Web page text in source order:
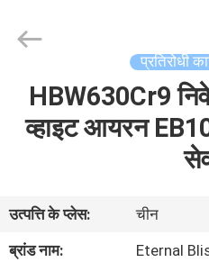
वीडियो
Casting
प्रतिरोधी
HBW630Cr9
व्हाइट आयरन
उत्पत्ति के प्लेस:
चीन
ब्रांड नाम:
Eternal